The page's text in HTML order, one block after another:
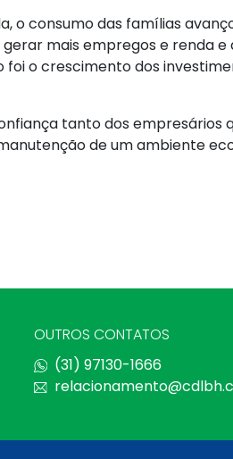
o consumo das famílias
mais empregos e renda e
o crescimento dos
tanto dos empresários
de um ambiente
OUTROS CONTATOS
(31) 97130-1666